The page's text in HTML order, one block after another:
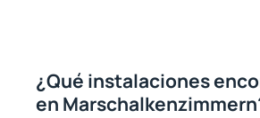
¿Qué instalaciones
en